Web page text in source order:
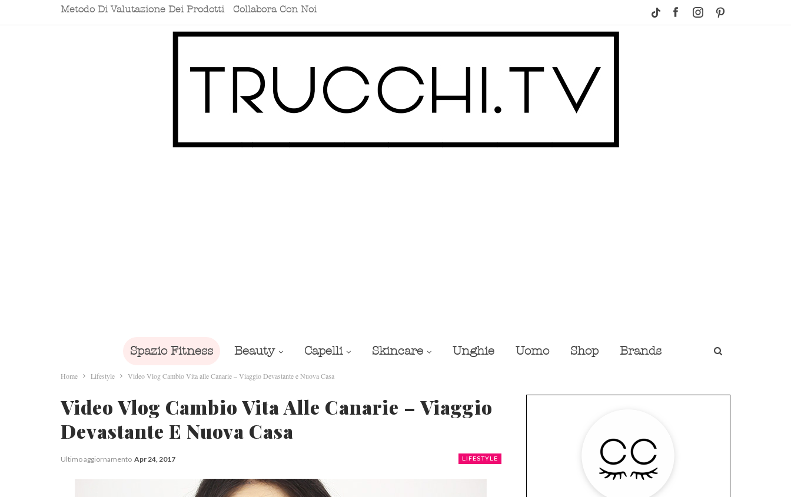
Metodo Di Valutazione Dei Prodotti Collabora Con Noi
Spazio Fitness Beauty Capelli Skincare Unghie Uomo Shop Brands
Home Lifestyle Video Vlog Cambio Vita alle Canarie – Viaggio Devastante e Nuova Casa
Video Vlog Cambio Vita Alle Canarie – Viaggio
Devastante E Nuova Casa
LIFESTYLE
Ultimo aggiornamento Apr 24, 2017